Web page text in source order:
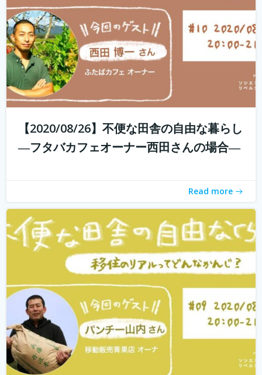
【2020/08/26】不便な田舎の自由な暮らし
―フタバカフェオーナー西田さんの場合―
Read more
withコロナ時代に入り、オンライン化が加速化すること
で、不便だと思われていた田舎も、不便に感じなくなって
続きを読む